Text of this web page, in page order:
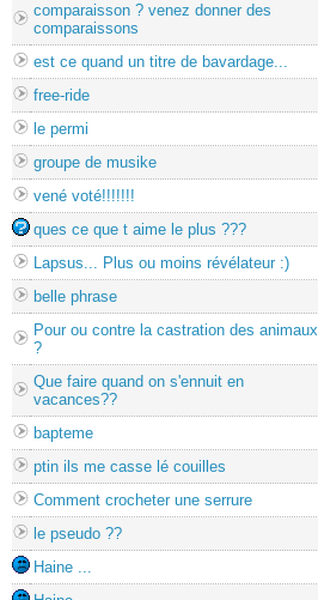
comparaisson ? venez donner des
comparaissons
est ce quand un titre de bavardage...
free-ride
le permi
groupe de musike
vené voté!!!!!!!
ques ce que t aime le plus ???
Lapsus... Plus ou moins révélateur :)
belle phrase
Pour ou contre la castration des animaux
?
Que faire quand on s'ennuit en
vacances??
bapteme
ptin ils me casse lé couilles
Comment crocheter une serrure
le pseudo ??
Haine ...